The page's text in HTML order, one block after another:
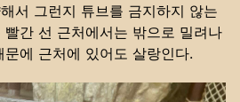
서 그런지 튜브를 금지하지 않는
간 선 근처에서는 밖으로 밀려나
에 근처에 있어도 살랑인다.